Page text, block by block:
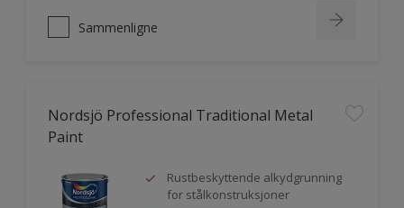
Sammenligne
Nordsjö Professional Traditional Metal
Paint
Rustbeskyttende alkydgrunning
for stålkonstruksjoner